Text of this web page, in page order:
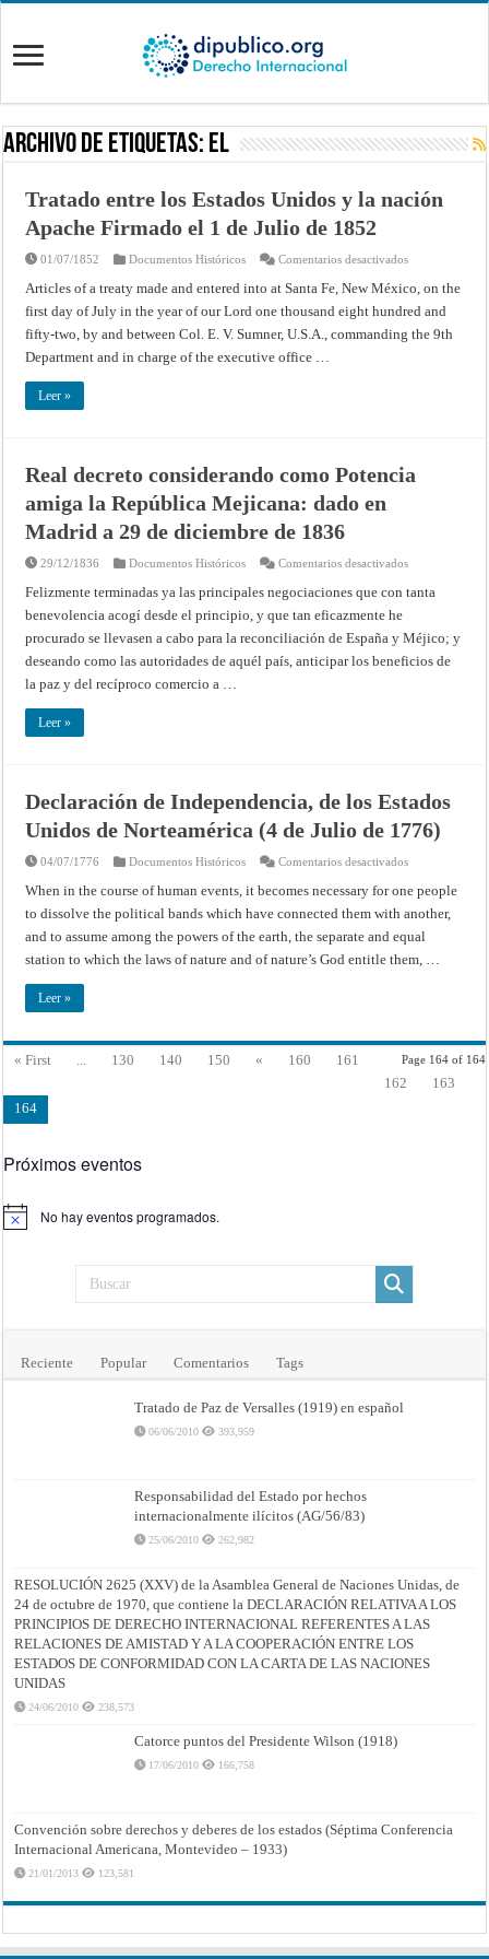
Archivo de Etiquetas: EL
Tratado entre los Estados Unidos y la nación
Apache Firmado el 1 de Julio de 1852
01/07/1852 Documentos Históricos Comentarios desactivadosen
entre
los
Estados
y
Articles of a treaty made and entered into at Santa Fe, New México, on the
first day of July in the year of our Lord one thousand eight hundred and
fifty-two, by and between Col. E. V. Sumner, U.S.A., commanding the 9th
Department and in charge of the executive office …
Leer »
Real decreto considerando como Potencia
amiga la República Mejicana: dado en
Madrid a 29 de diciembre de 1836
29/12/1836 Documentos Históricos Comentarios desactivadosen
decreto
considerando
amiga
República
1836
Felizmente terminadas ya las principales negociaciones que con tanta
benevolencia acogí desde el principio, y que tan eficazmente he
procurado se llevasen a cabo para la reconciliación de España y Méjico; y
deseando como las autoridades de aquél país, anticipar los beneficios de
la paz y del recíproco comercio a …
Leer »
Declaración de Independencia, de los Estados
Unidos de Norteamérica (4 de Julio de 1776)
04/07/1776 Documentos Históricos Comentarios desactivadosen
de
Independencia,
de
Estados
de
1776)
When in the course of human events, it becomes necessary for one people
to dissolve the political bands which have connected them with another,
and to assume among the powers of the earth, the separate and equal
station to which the laws of nature and of nature’s God entitle them, …
Leer »
Page 164 of 164
« First 130 140 150 « 160
161
162
163
164
Próximos eventos
Aviso No hay eventos programados.
Reciente Popular Comentarios Tags
Tratado de Paz de Versalles (1919) en español
06/06/2010 393,959
Responsabilidad del Estado por hechos
internacionalmente ilícitos (AG/56/83)
25/06/2010 262,982
RESOLUCIÓN 2625 (XXV) de la Asamblea General de Naciones Unidas, de
24 de octubre de 1970, que contiene la DECLARACIÓN RELATIVA A LOS
PRINCIPIOS DE DERECHO INTERNACIONAL REFERENTES A LAS
RELACIONES DE AMISTAD Y A LA COOPERACIÓN ENTRE LOS
ESTADOS DE CONFORMIDAD CON LA CARTA DE LAS NACIONES
UNIDAS
24/06/2010 238,573
Catorce puntos del Presidente Wilson (1918)
17/06/2010 166,758
Convención sobre derechos y deberes de los estados (Séptima Conferencia
Internacional Americana, Montevideo – 1933)
21/01/2013 123,581